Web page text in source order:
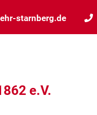
starnberg.de
e.V.